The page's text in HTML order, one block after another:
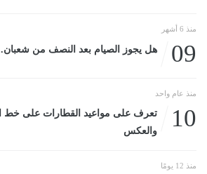
منذ 6 أشهر
09 هل يجوز الصيام بعد النصف من شعبان..
منذ عام واحد
10
تعرف على مواعيد القطارات على خط
والعكس
منذ 12 يومًا